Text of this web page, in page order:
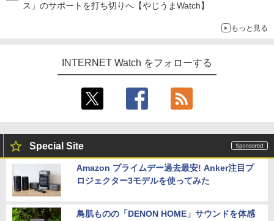
ス」のサポートを打ち切りへ【やじうまWatch】
もっと見る
INTERNET Watch をフォローする
Special Site
Amazon プライムデー過去最安! Anker注目プ
ロジェクター3モデルを使ってみた
鳥肌ものの「DENON HOME」サウンドを体感